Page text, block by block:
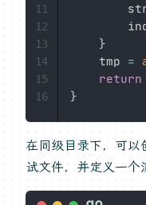
}
	tmp
=
return
}
11
12
13
14
15
16
在同级目录下，可以
试文件，并定义一个